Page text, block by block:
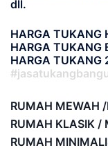
dll.
HARGA TUKANG
HARGA TUKANG
HARGA TUKANG
RUMAH MEWAH
RUMAH KLASIK /
RUMAH